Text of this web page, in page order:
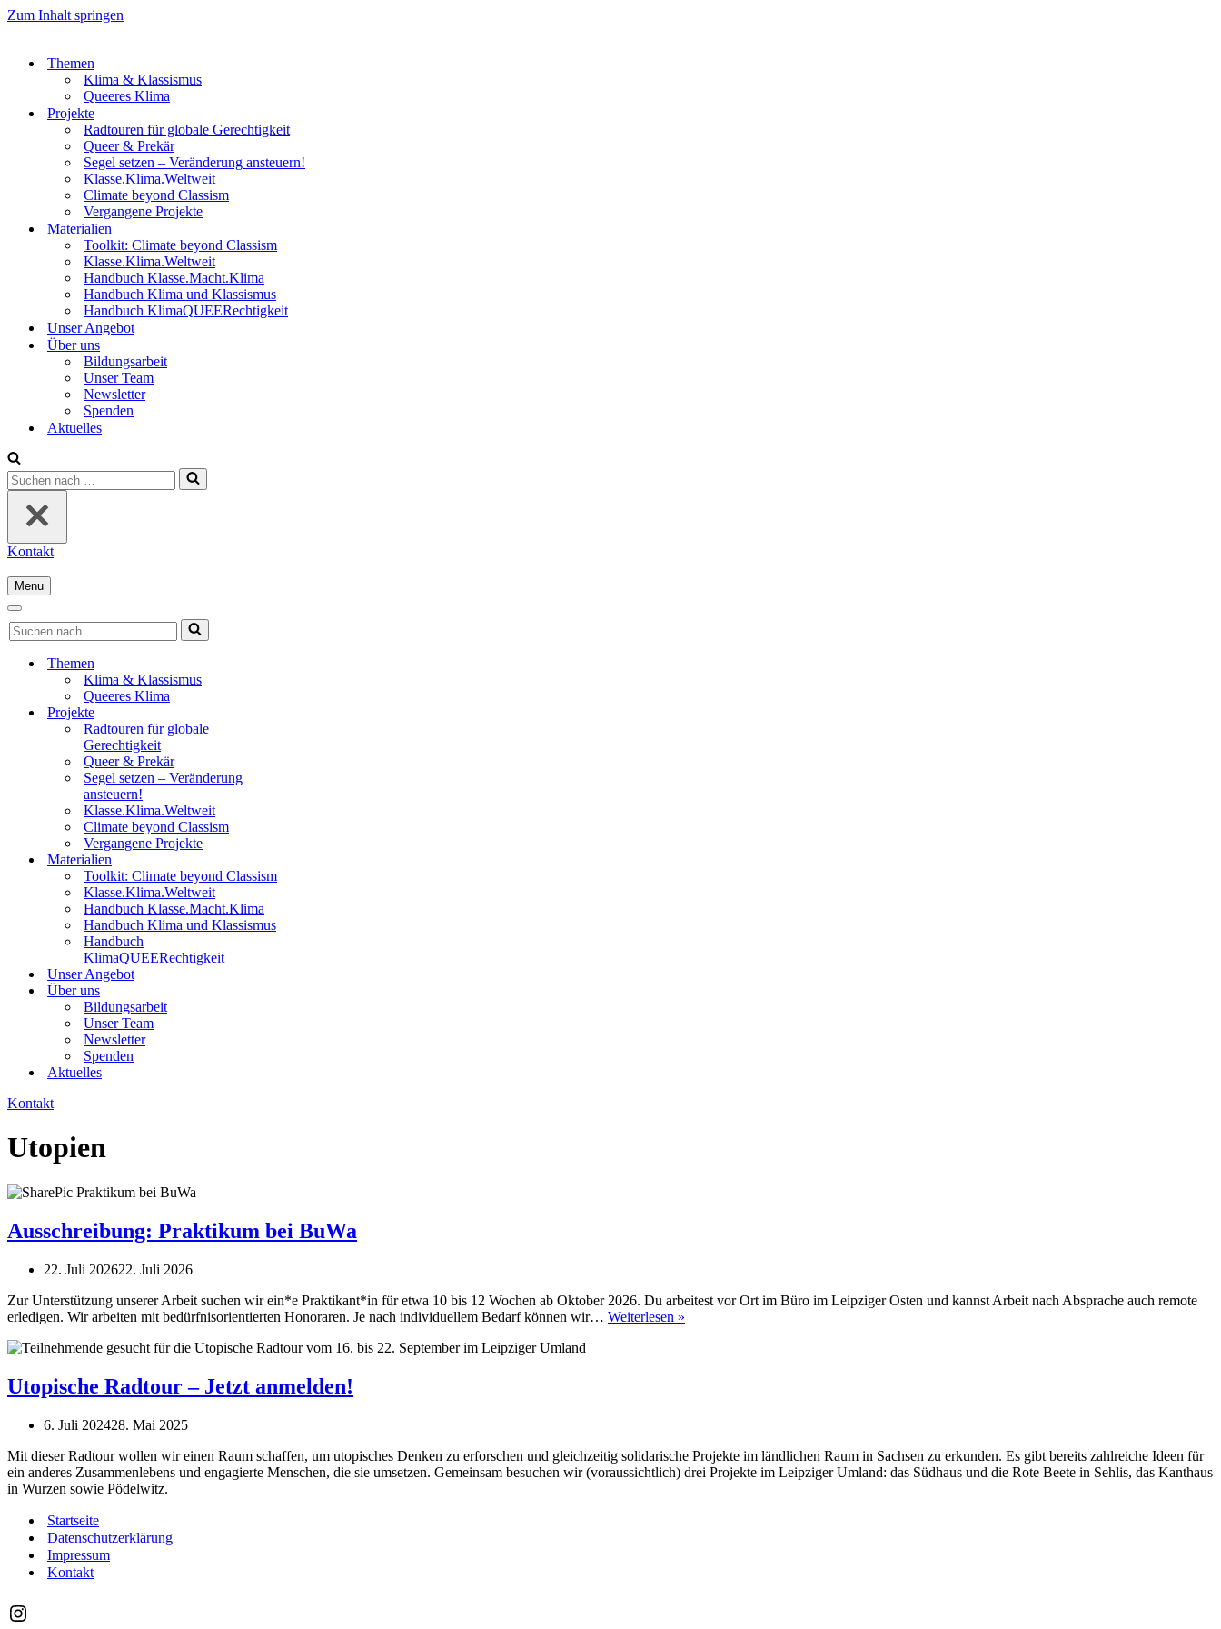
Zum Inhalt springen
Themen
Klima & Klassismus
Queeres Klima
Projekte
Radtouren für globale Gerechtigkeit
Queer & Prekär
Segel setzen – Veränderung ansteuern!
Klasse.Klima.Weltweit
Climate beyond Classism
Vergangene Projekte
Materialien
Toolkit: Climate beyond Classism
Klasse.Klima.Weltweit
Handbuch Klasse.Macht.Klima
Handbuch Klima und Klassismus
Handbuch KlimaQUEERechtigkeit
Unser Angebot
Über uns
Bildungsarbeit
Unser Team
Newsletter
Spenden
Aktuelles
Suchen
nach …
Kontakt
Menu
Navigationsmenü
Navigationsmenü
Suchen
nach …
Themen
Klima & Klassismus
Queeres Klima
Projekte
Radtouren für globale
Gerechtigkeit
Queer & Prekär
Segel setzen – Veränderung
ansteuern!
Klasse.Klima.Weltweit
Climate beyond Classism
Vergangene Projekte
Materialien
Toolkit: Climate beyond Classism
Klasse.Klima.Weltweit
Handbuch Klasse.Macht.Klima
Handbuch Klima und Klassismus
Handbuch
KlimaQUEERechtigkeit
Unser Angebot
Über uns
Bildungsarbeit
Unser Team
Newsletter
Spenden
Aktuelles
Kontakt
Utopien
Ausschreibung: Praktikum bei BuWa
22. Juli 202622. Juli 2026
Zur Unterstützung unserer Arbeit suchen wir ein*e Praktikant*in für etwa 10 bis 12 Wochen ab Oktober 2026. Du arbeitest vor Ort im Büro im Leipziger Osten und kannst Arbeit nach Absprache auch remote
erledigen. Wir arbeiten mit bedürfnisorientierten Honoraren. Je nach individuellem Bedarf können wir… Weiterlesen »
Utopische Radtour – Jetzt anmelden!
6. Juli 202428. Mai 2025
Mit dieser Radtour wollen wir einen Raum schaffen, um utopisches Denken zu erforschen und gleichzeitig solidarische Projekte im ländlichen Raum in Sachsen zu erkunden. Es gibt bereits zahlreiche Ideen für
ein anderes Zusammenlebens und engagierte Menschen, die sie umsetzen. Gemeinsam besuchen wir (voraussichtlich) drei Projekte im Leipziger Umland: das Südhaus und die Rote Beete in Sehlis, das Kanthaus
in Wurzen sowie Pödelwitz.
Startseite
Datenschutzerklärung
Impressum
Kontakt
@buwa_kollektiv